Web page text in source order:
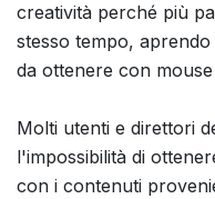
creatività perché più
stesso tempo,
da ottenere con
Molti utenti e direttori
l'impossibilità di
con i contenuti